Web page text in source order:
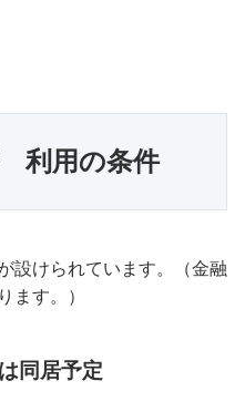
利用の条件
設けられています。（金融
ます。）
同居予定